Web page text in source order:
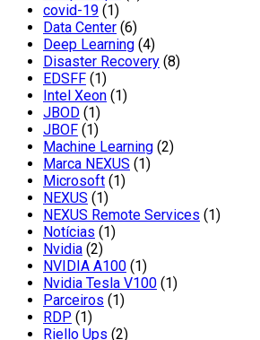
covid-19 (1)
Data Center (6)
Deep Learning (4)
Disaster Recovery (8)
EDSFF (1)
Intel Xeon (1)
JBOD (1)
JBOF (1)
Machine Learning (2)
Marca NEXUS (1)
Microsoft (1)
NEXUS (1)
NEXUS Remote Services (1)
Notícias (1)
Nvidia (2)
NVIDIA A100 (1)
Nvidia Tesla V100 (1)
Parceiros (1)
RDP (1)
Riello Ups (2)